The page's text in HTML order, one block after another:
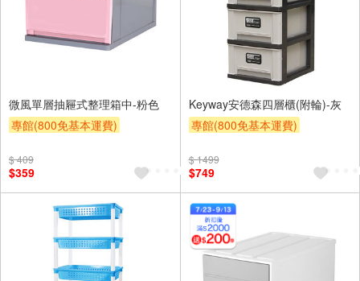
微風單層抽屜式整理箱中-粉色
專館(800免基本運費)
$ 409
$359
Keyway安德森四層櫃(附輪)-灰
專館(800免基本運費)
滿額9折
$ 1499
$749